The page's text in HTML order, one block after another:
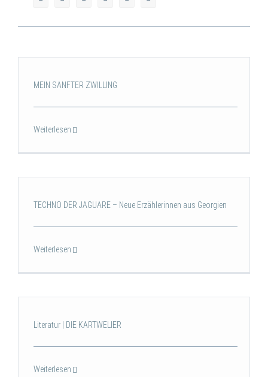
MEIN SANFTER ZWILLING
Weiterlesen
TECHNO DER JAGUARE – Neue Erzählerinnen aus Georgien
Weiterlesen
Literatur | DIE KARTWELIER
Weiterlesen